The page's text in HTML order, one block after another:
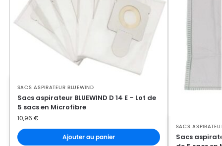
SACS ASPIRATEUR BLUEWIND
Sacs aspirateur BLUEWIND D 14 E – Lot de
5 sacs en Microfibre
10,96 €
Ajouter au panier
SACS
Sacs